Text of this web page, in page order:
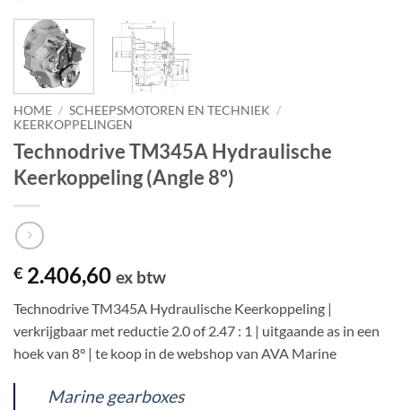
HOME / SCHEEPSMOTOREN EN TECHNIEK /
KEERKOPPELINGEN
Technodrive TM345A Hydraulische
Keerkoppeling (Angle 8°)
€ 2.406,60 ex btw
Technodrive TM345A Hydraulische Keerkoppeling |
verkrijgbaar met reductie 2.0 of 2.47 : 1 | uitgaande as in een
hoek van 8° | te koop in de webshop van AVA Marine
Marine gearboxes